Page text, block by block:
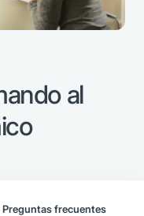
al
Preguntas frecuentes